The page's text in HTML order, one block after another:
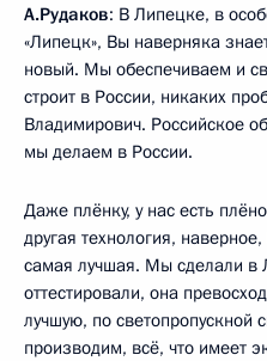
А.Рудаков: В Липецке, в
«Липецк», Вы наверняка
новый. Мы обеспечиваем и
строит в России, никаких
Владимирович. Российское
мы делаем в России.
Даже плёнку, у нас есть
другая технология,
самая лучшая. Мы сделали в
оттестировали, она
лучшую, по светопропускной
производим, всё, что имеет